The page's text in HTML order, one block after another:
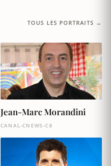
TOUS LES PORTRAITS →
Jean-Marc Morandini
CANAL-CNEWS-C8